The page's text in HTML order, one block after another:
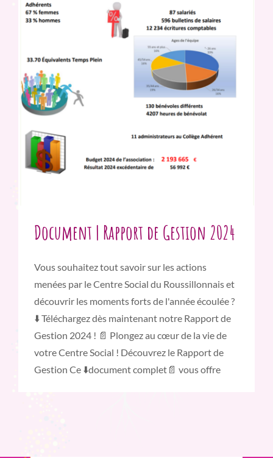
Document | Rapport de Gestion 2024
Vous souhaitez tout savoir sur les actions
menées par le Centre Social du Roussillonnais et
découvrir les moments forts de l'année écoulée ?
⬇️ Téléchargez dès maintenant notre Rapport de
Gestion 2024 ! 📄 Plongez au cœur de la vie de
votre Centre Social ! Découvrez le Rapport de
Gestion Ce ⬇️document complet📄 vous offre